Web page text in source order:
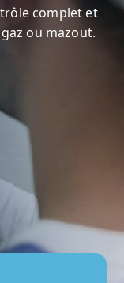
complet et
ou mazout.